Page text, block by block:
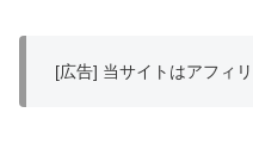
[広告] 当サイトはアフィ